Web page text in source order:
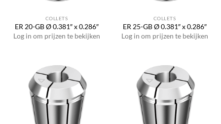
COLLETS
ER 20-GB Ø 0.381″ x 0.286″
Log in om prijzen te bekijken
COLLETS
ER 25-GB Ø 0.381″ x 0.286″
Log in om prijzen te bekijken